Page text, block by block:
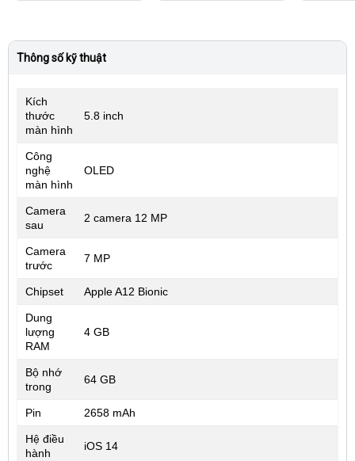
Thông số kỹ thuật
Kích
thước
màn hình
5.8 inch
Công
nghệ
màn hình
OLED
Camera
sau
2 camera 12 MP
Camera
trước
7 MP
Chipset Apple A12 Bionic
Dung
lượng
RAM
4 GB
Bộ nhớ
trong
64 GB
Pin 2658 mAh
Hệ điều
hành
iOS 14